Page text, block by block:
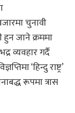
चुनावी
हुन जाने क्रममा
व्यवहार गर्दै
‘हिन्दु राष्ट्र’
रूपमा त्रास